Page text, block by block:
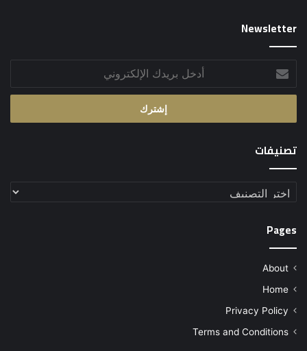
Newsletter
بريدك
الإلكتروني
تصنيفات
تصنيفات
Pages
About
Home
Privacy Policy
Terms and Conditions